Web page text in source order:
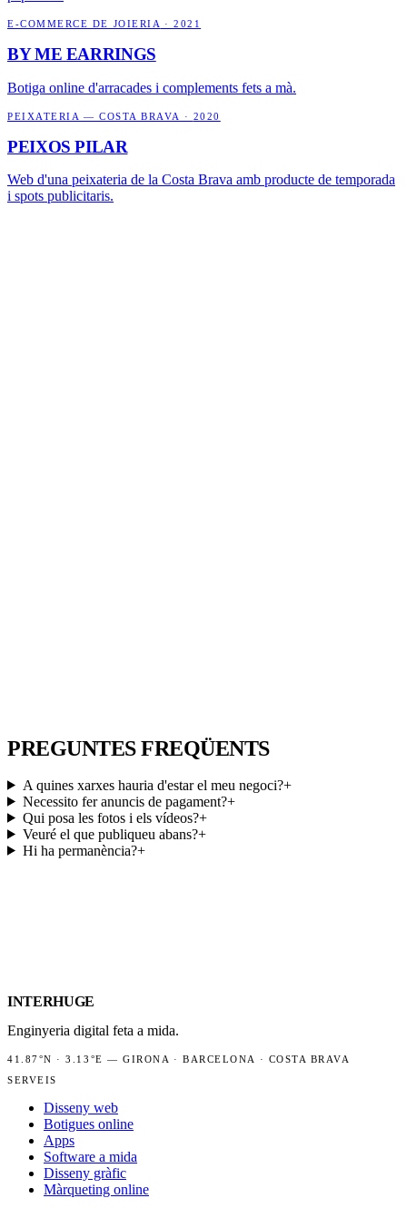
E-COMMERCE DE JOIERIA · 2021
BY ME EARRINGS
Botiga online d'arracades i complements fets a mà.
PEIXATERIA — COSTA BRAVA · 2020
PEIXOS PILAR
Web d'una peixateria de la Costa Brava amb producte de temporada
i spots publicitaris.
PREGUNTES FREQÜENTS
A quines xarxes hauria d'estar el meu negoci?+
Necessito fer anuncis de pagament?+
Qui posa les fotos i els vídeos?+
Veuré el que publiqueu abans?+
Hi ha permanència?+
INTERHUGE
Enginyeria digital feta a mida.
41.87°N ·3.13°E —GIRONA · BARCELONA · COSTA BRAVA
SERVEIS
Disseny web
Botigues online
Apps
Software a mida
Disseny gràfic
Màrqueting online